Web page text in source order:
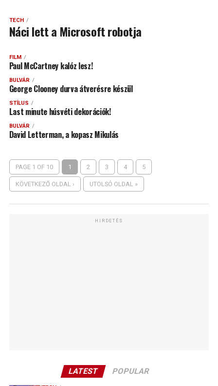
TECH
Náci lett a Microsoft robotja
FILM
Paul McCartney kalóz lesz!
BULVÁR
George Clooney durva átverésre készül
STÍLUS
Last minute húsvéti dekorációk!
BULVÁR
David Letterman, a kopasz Mikulás
PAGE 1 OF 10 1 2 3 4 5
KÖVETKEZŐ OLDAL › UTOLSÓ OLDAL »
HIRDETÉS
LATEST POPULAR